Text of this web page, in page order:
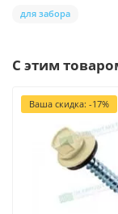
для забора
С этим
Ваша скидка: -17%